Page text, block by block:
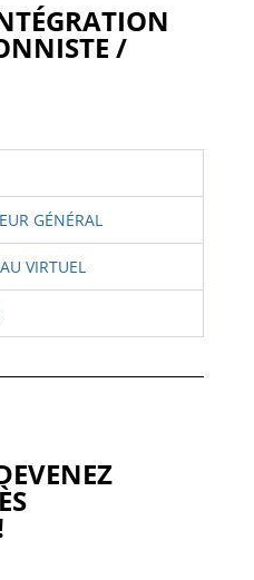
/
GÉNÉRAL
VIRTUEL